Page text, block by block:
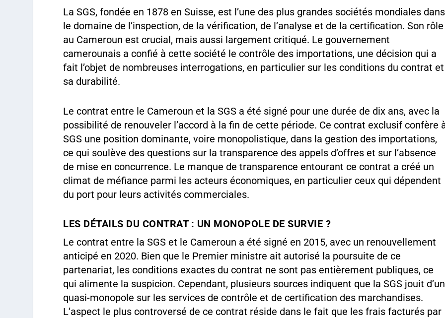
La SGS, fondée en 1878 en Suisse, est l’une des plus grandes sociétés mondiales dans
le domaine de l’inspection, de la vérification, de l’analyse et de la certification. Son rôle
au Cameroun est crucial, mais aussi largement critiqué. Le gouvernement
camerounais a confié à cette société le contrôle des importations, une décision qui a
fait l’objet de nombreuses interrogations, en particulier sur les conditions du contrat et
sa durabilité.
Le contrat entre le Cameroun et la SGS a été signé pour une durée de dix ans, avec la
possibilité de renouveler l’accord à la fin de cette période. Ce contrat exclusif confère
SGS une position dominante, voire monopolistique, dans la gestion des importations,
ce qui soulève des questions sur la transparence des appels d’offres et sur l’absence
de mise en concurrence. Le manque de transparence entourant ce contrat a créé un
climat de méfiance parmi les acteurs économiques, en particulier ceux qui dépendent
du port pour leurs activités commerciales.
LES DÉTAILS DU CONTRAT : UN MONOPOLE DE SURVIE ?
Le contrat entre la SGS et le Cameroun a été signé en 2015, avec un renouvellement
anticipé en 2020. Bien que le Premier ministre ait autorisé la poursuite de ce
partenariat, les conditions exactes du contrat ne sont pas entièrement publiques, ce
qui alimente la suspicion. Cependant, plusieurs sources indiquent que la SGS jouit d’un
quasi-monopole sur les services de contrôle et de certification des marchandises.
L’aspect le plus controversé de ce contrat réside dans le fait que les frais facturés par